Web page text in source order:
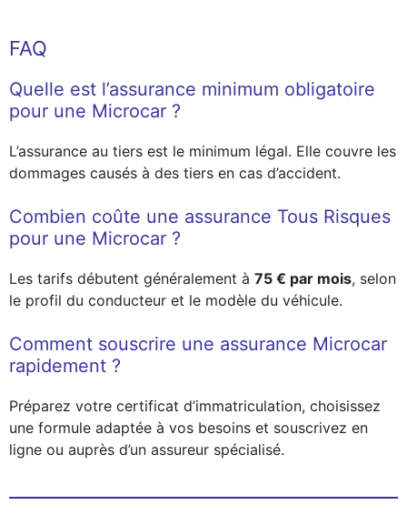
FAQ
Quelle est l’assurance minimum obligatoire
pour une Microcar ?
L’assurance au tiers est le minimum légal. Elle couvre les
dommages causés à des tiers en cas d’accident.
Combien coûte une assurance Tous Risques
pour une Microcar ?
Les tarifs débutent généralement à 75 € par mois, selon
le profil du conducteur et le modèle du véhicule.
Comment souscrire une assurance Microcar
rapidement ?
Préparez votre certificat d’immatriculation, choisissez
une formule adaptée à vos besoins et souscrivez en
ligne ou auprès d’un assureur spécialisé.